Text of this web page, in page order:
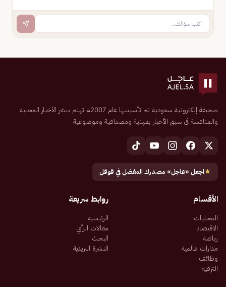
صحيفة إلكترونية سعودية تم تأسيسها عام 2007م تهتم بنشر الأخبار المحلية
والمنافسة في سبق الأخبار بمهنية ومصداقية وموضوعية
★اجعل «عاجل» مصدرك المفضل في قوقل
الأقسام
المحليات
الاقتصاد
رياضة
مدارات عالمية
وظائف
الترفيه
روابط سريعة
الرئيسية
مقالات الرأي
البحث
النشرة البريدية